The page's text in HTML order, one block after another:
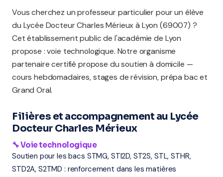
Vous cherchez un professeur particulier pour un élève
du Lycée Docteur Charles Mérieux à Lyon (69007) ?
Cet établissement public de l'académie de Lyon
propose : voie technologique. Notre organisme
partenaire certifié propose du soutien à domicile —
cours hebdomadaires, stages de révision, prépa bac et
Grand Oral.
Filières et accompagnement au Lycée
Docteur Charles Mérieux
🔧 Voie technologique
Soutien pour les bacs STMG, STI2D, ST2S, STL, STHR,
STD2A, S2TMD : renforcement dans les matières